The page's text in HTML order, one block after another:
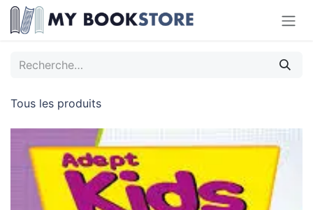
Se rendre au contenu
Tous les produits